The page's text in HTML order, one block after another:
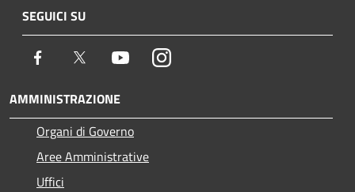
SEGUICI SU
Facebook Twitter YoutubeInstagram
AMMINISTRAZIONE
Organi di Governo
Aree Amministrative
Uffici